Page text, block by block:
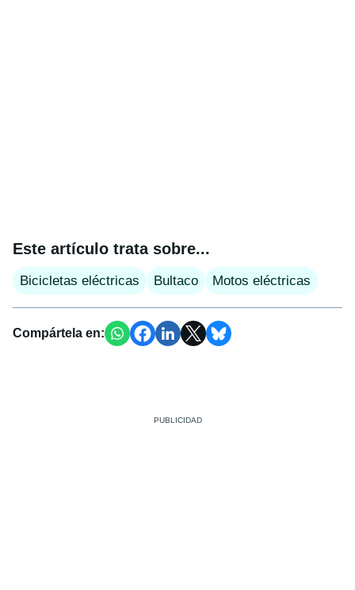
Este artículo trata sobre...
Bicicletas eléctricas Bultaco Motos eléctricas
Compártela en: